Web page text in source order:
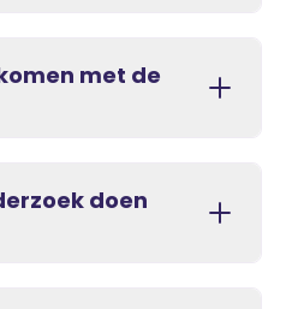
met de
doen